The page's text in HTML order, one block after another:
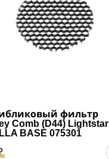
фильтр
Comb (D44) Lightstar
BASE 075301